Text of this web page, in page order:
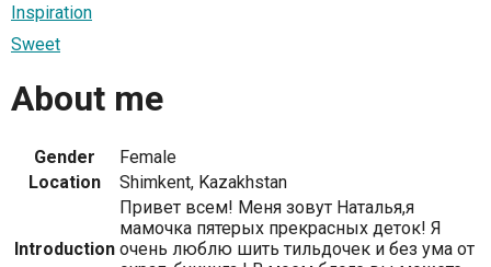
Inspiration
Sweet
About me
Gender
Female
Location
Shimkent, Kazakhstan
Introduction
Привет всем! Меня зовут Наталья,я
мамочка пятерых прекрасных деток! Я
очень люблю шить тильдочек и без ума от